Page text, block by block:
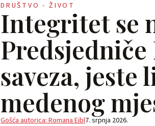
DRUŠTVO - ŽIVOT
Integritet se
saveza, jeste
medenog
Gošća autorica: Romana Eibl7. srpnja 2026.